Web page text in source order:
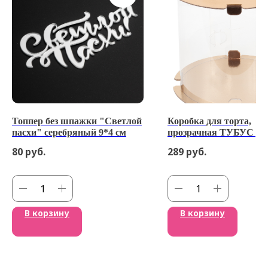
Топпер без шпажки "Светлой
пасхи" серебряный 9*4 см
80 руб.
В корзину
Коробка для торта,
прозрачная ТУБУС
289 руб.
В корзину